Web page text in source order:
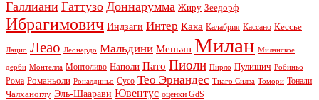
Галлиани Гаттузо Доннарумма Жиру Зеедорф
Ибрагимович Индзаги Интер Кака Калабрия Кассано Кессье
Лацио Леао Леонардо Мальдини Меньян Милан Миланское
дерби Монтелла Монтоливо Наполи Пато Пиоли Пирло Пулишич Робиньо
Рома Романьоли Роналдиньо Сусо Тео Эрнандес Тиаго Силва Томори Тонали
Чалханоглу Эль-Шаарави Ювентус оценки GdS